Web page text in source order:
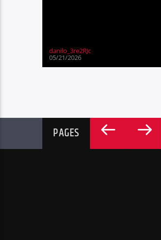
danilo_3re2RJc
05/21/2026
PAGES